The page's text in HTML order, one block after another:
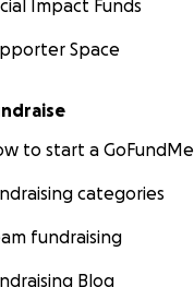
Impact Funds
Space
to start a GoFundMe
categories
fundraising
Blog